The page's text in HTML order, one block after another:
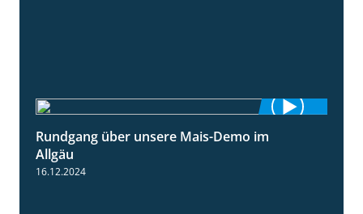
Rundgang über unsere Mais-Demo im
Allgäu
16.12.2024